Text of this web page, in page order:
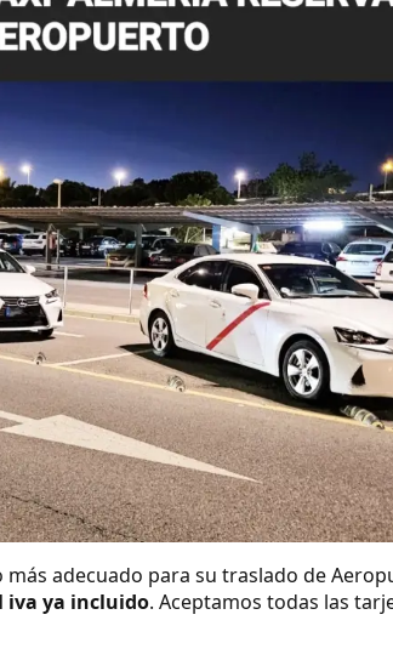
adecuado para su traslado de
iva ya incluido. Aceptamos todas las